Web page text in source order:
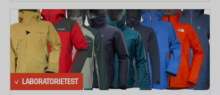
kopplades batterierna till en datorstyrd rigg som
drar energi från batterierna på ett standardiserat
sätt, vid olika effektförbrukning och med olika
många på- och avstängningar.
Vissa teknikprodukter kräver mer av ett batteri än
andra. Därför testades alla batterier vid två olika
effektförbrukningsnivåer. Enligt branschstandarden
LABORATORIETEST